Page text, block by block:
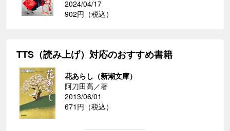
2024/04/17
902円（税込）
TTS（読み上げ）対応のおすすめ書籍
花あらし（新潮文庫）
阿刀田高／著
2013/06/01
671円（税込）